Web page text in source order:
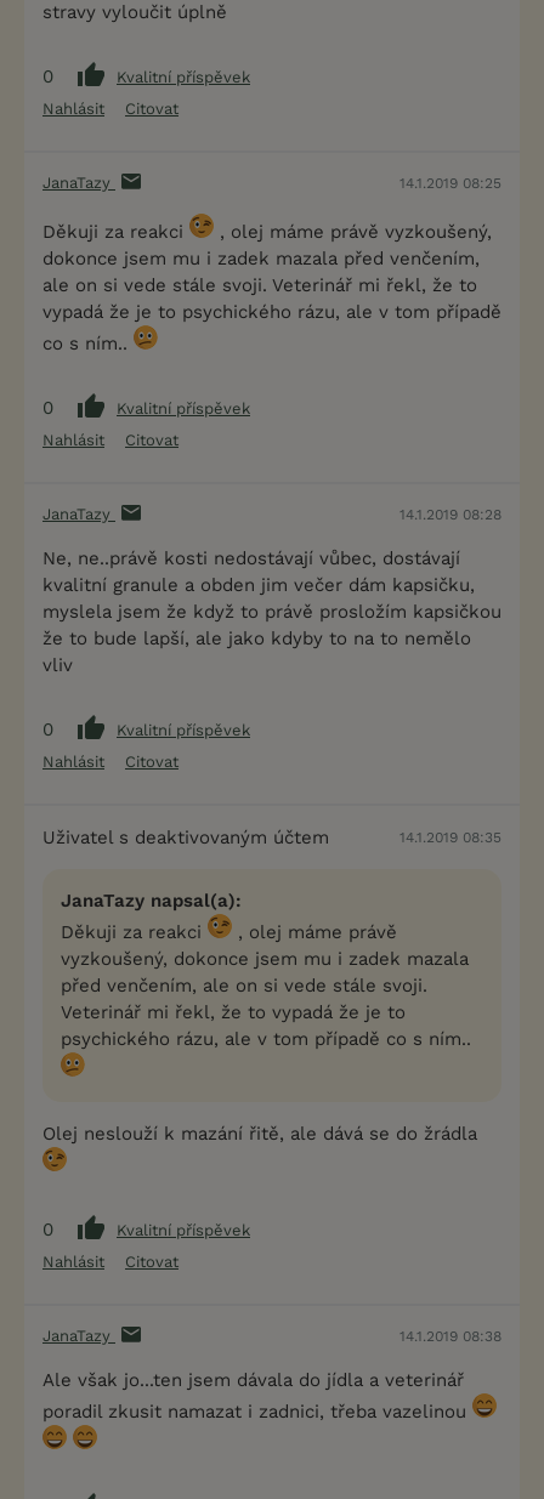
stravy vyloučit úplně
0
Kvalitní příspěvek
Nahlásit
Citovat
JanaTazy 14.1.2019 08:25
Děkuji za reakci
, olej máme právě vyzkoušený,
dokonce jsem mu i zadek mazala před venčením,
ale on si vede stále svoji. Veterinář mi řekl, že to
vypadá že je to psychického rázu, ale v tom případě
co s ním..
0
Kvalitní příspěvek
Nahlásit
Citovat
JanaTazy 14.1.2019 08:28
Ne, ne..právě kosti nedostávají vůbec, dostávají
kvalitní granule a obden jim večer dám kapsičku,
myslela jsem že když to právě prosložím kapsičkou
že to bude lapší, ale jako kdyby to na to nemělo
vliv
0
Kvalitní příspěvek
Nahlásit
Citovat
Uživatel s deaktivovaným účtem 14.1.2019 08:35
JanaTazy napsal(a):
Děkuji za reakci
, olej máme právě
vyzkoušený, dokonce jsem mu i zadek mazala
před venčením, ale on si vede stále svoji.
Veterinář mi řekl, že to vypadá že je to
psychického rázu, ale v tom případě co s ním..
Olej neslouží k mazání řitě, ale dává se do žrádla
0
Kvalitní příspěvek
Nahlásit
Citovat
JanaTazy 14.1.2019 08:38
Ale však jo...ten jsem dávala do jídla a veterinář
poradil zkusit namazat i zadnici, třeba vazelinou